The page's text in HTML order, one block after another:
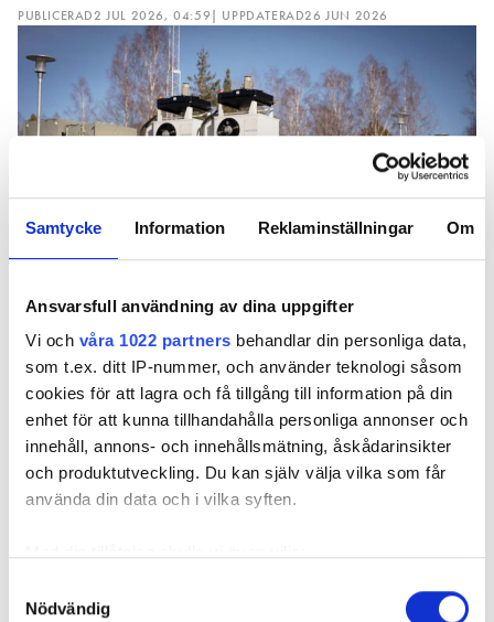
Samtycke Information Reklaminställningar Om
Ansvarsfull användning av dina uppgifter
Vi och våra 1022 partners behandlar din personliga data,
som t.ex. ditt IP-nummer, och använder teknologi såsom
cookies för att lagra och få tillgång till information på din
enhet för att kunna tillhandahålla personliga annonser och
innehåll, annons- och innehållsmätning, åskådarinsikter
och produktutveckling. Du kan själv välja vilka som får
använda din data och i vilka syften.
som kan ha en noggrannhet på upp till flera meter
Nödvändig
PUBLICERAD2 JUL 2026, 04:59| UPPDATERAD26 JUN 2026
Batterilagret i Grums. Foto: Ellevio
Ödrift i villan är relativt lätt. Betydligt svårare
är det när batterier ska ersätta elnätet och
bilda ett lokalt nät. Det testade Ellevio i
Grums i mitten av juni. Resultatet: ”En
besvikelse”.
FELIX BJÖRKLUND